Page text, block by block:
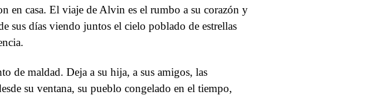
en casa. El viaje de Alvin es el rumbo a su corazón y
sus días viendo juntos el cielo poblado de estrellas
de maldad. Deja a su hija, a sus amigos, las
su ventana, su pueblo congelado en el tiempo,